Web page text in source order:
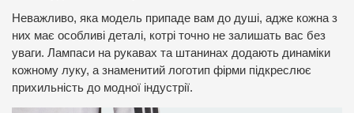
Неважливо, яка модель припаде вам до душі, адже кожна з
них має особливі деталі, котрі точно не залишать вас без
уваги. Лампаси на рукавах та штанинах додають динаміки
кожному луку, а знаменитий логотип фірми підкреслює
прихильність до модної індустрії.